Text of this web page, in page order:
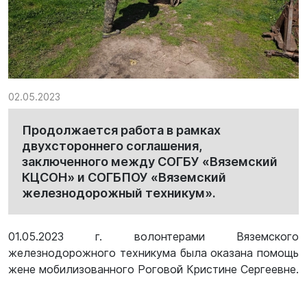
02.05.2023
Продолжается работа в рамках
двухстороннего соглашения,
заключенного между СОГБУ «Вяземский
КЦСОН» и СОГБПОУ «Вяземский
железнодорожный техникум».
01.05.2023 г. волонтерами Вяземского
железнодорожного техникума была оказана помощь
жене мобилизованного Роговой Кристине Сергеевне.